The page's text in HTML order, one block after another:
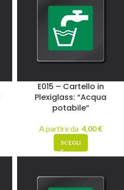
E015 – Cartello in
Plexiglass: “Acqua
potabile”
A partire da 4,00€
SCEGLI